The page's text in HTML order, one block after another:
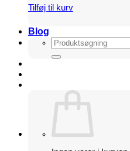
Tilføj til kurv
Blog
Søg
efter: